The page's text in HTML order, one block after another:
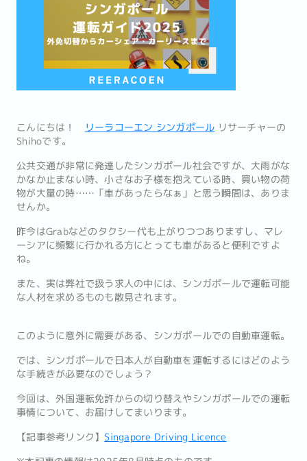
こんにちは！ リーラコーエン シンガポール リサーチャーの
Shihoです。
公共交通が非常に発達したシンガポール社会ですが、大雨がな
かなか止まない時、小さなお子様を抱えている時、買い物の荷
物が大量の時……「車があったらなぁ」と思う瞬間は、ありま
せんか。
昨今はGrabなどのタクシー代も上がりつつありますし、マレ
ーシアに頻繁に行かれる方にとっても車があると便利ですよ
ね。
また、実は弊社で扱う求人の中には、シンガポールで運転可能
な人材を求めるものも散見されます。
このように意外に需要がある、シンガポールでの自動車運転。
では、シンガポールで日本人が自動車を運転するにはどのよう
な手続きが必要なのでしょう？
今回は、外国運転免許からの切り替えやシンガポールでの運転
事情について、お届けしてまいります。
【記事参考リンク】 Singapore Driving Licence